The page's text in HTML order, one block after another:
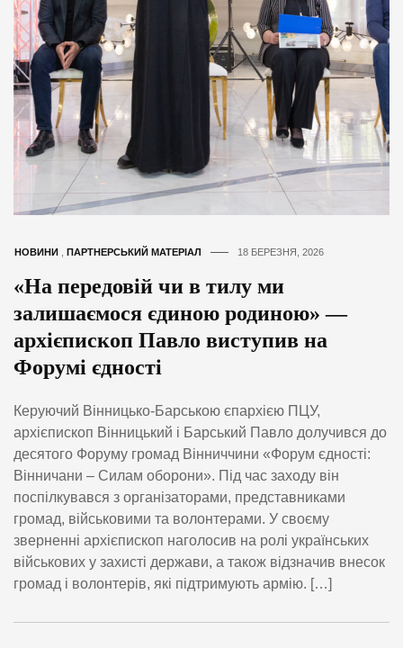
НОВИНИ ПАРТНЕРСЬКИЙ МАТЕРІАЛ 18 БЕРЕЗНЯ, 2026
«На передовій чи в тилу ми
залишаємося єдиною родиною» —
архієпископ Павло виступив на
Форумі єдності
Керуючий Вінницько-Барською єпархією ПЦУ,
архієпископ Вінницький і Барський Павло долучився до
десятого Форуму громад Вінниччини «Форум єдності:
Вінничани – Силам оборони». Під час заходу він
поспілкувався з організаторами, представниками
громад, військовими та волонтерами. У своєму
зверненні архієпископ наголосив на ролі українських
військових у захисті держави, а також відзначив внесок
громад і волонтерів, які підтримують армію. […]